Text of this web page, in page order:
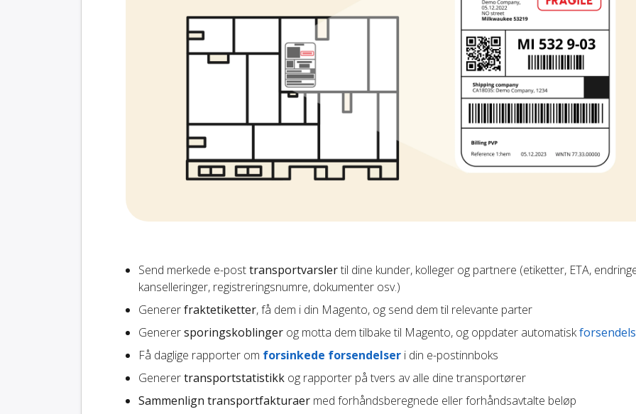
Send merkede e-posttransportvarslertil dine kunder, kolleger og partnere (etiketter, ETA,
kanselleringer, registreringsnumre, dokumenter osv.)
Genererfraktetiketter, få dem i din Magento, og send dem til relevante parter
Generersporingskoblinger og motta dem tilbake til Magento, og oppdater automatisk
Få daglige rapporter om forsinkede forsendelser i din e-postinnboks
Generertransportstatistikk og rapporter på tvers av alle dine transportører
Sammenlign transportfakturaer med forhåndsberegnede eller forhåndsavtalte beløp